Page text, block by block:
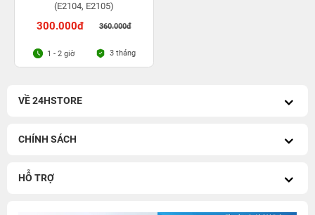
(E2104, E2105)
300.000đ 360.000đ
1 - 2 giờ 3 tháng
VỀ 24HSTORE
CHÍNH SÁCH
HỖ TRỢ